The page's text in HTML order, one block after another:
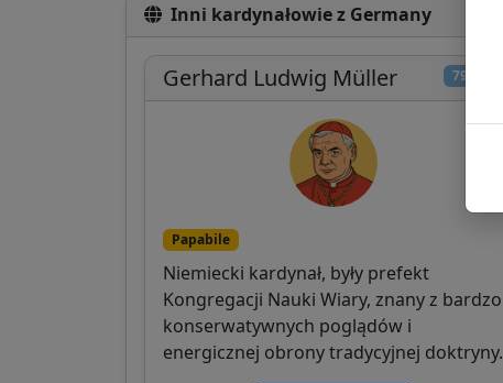
Inni kardynałowie z Germany
79/100
Gerhard Ludwig Müller
Papabile
Niemiecki kardynał, były prefekt
Kongregacji Nauki Wiary, znany z bardzo
konserwatywnych poglądów i
energicznej obrony tradycyjnej doktryny.